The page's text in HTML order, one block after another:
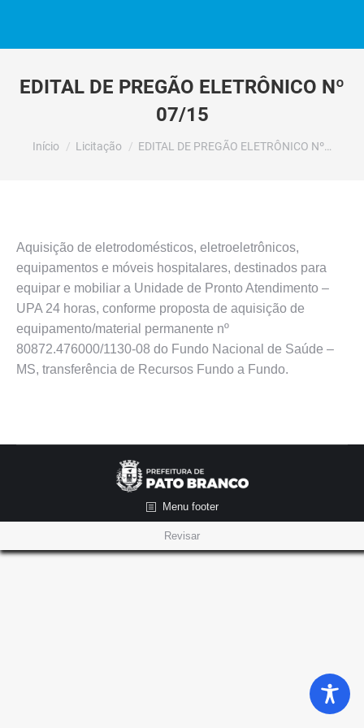
EDITAL DE PREGÃO ELETRÔNICO Nº
07/15
Você está aqui:
Início Licitação EDITAL DE PREGÃO ELETRÔNICO Nº…
Aquisição de eletrodomésticos, eletroeletrônicos,
equipamentos e móveis hospitalares, destinados para
equipar e mobiliar a Unidade de Pronto Atendimento –
UPA 24 horas, conforme proposta de aquisição de
equipamento/material permanente nº
80872.476000/1130-08 do Fundo Nacional de Saúde –
MS, transferência de Recursos Fundo a Fundo.
Menu footer
Revisar